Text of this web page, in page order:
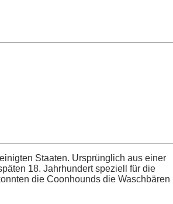
Staaten. Ursprünglich aus einer
18. Jahrhundert speziell für die
die Coonhounds die Waschbären